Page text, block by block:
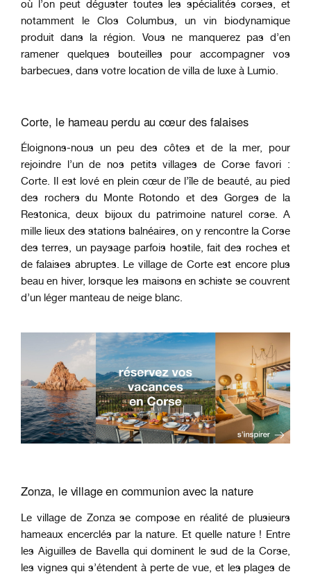
où l’on peut déguster toutes les spécialités corses, et
notamment le Clos Columbus, un vin biodynamique
produit dans la région. Vous ne manquerez pas d’en
ramener quelques bouteilles pour accompagner vos
barbecues, dans votre location de villa de luxe à Lumio.
Corte, le hameau perdu au cœur des falaises
Éloignons-nous un peu des côtes et de la mer, pour
rejoindre l’un de nos petits villages de Corse favori :
Corte. Il est lové en plein cœur de l’île de beauté, au pied
des rochers du Monte Rotondo et des Gorges de la
Restonica, deux bijoux du patrimoine naturel corse. A
mille lieux des stations balnéaires, on y rencontre la Corse
des terres, un paysage parfois hostile, fait des roches et
de falaises abruptes. Le village de Corte est encore plus
beau en hiver, lorsque les maisons en schiste se couvrent
d’un léger manteau de neige blanc.
Zonza, le village en communion avec la nature
Le village de Zonza se compose en réalité de plusieurs
hameaux encerclés par la nature. Et quelle nature ! Entre
les Aiguilles de Bavella qui dominent le sud de la Corse,
les vignes qui s’étendent à perte de vue, et les plages de